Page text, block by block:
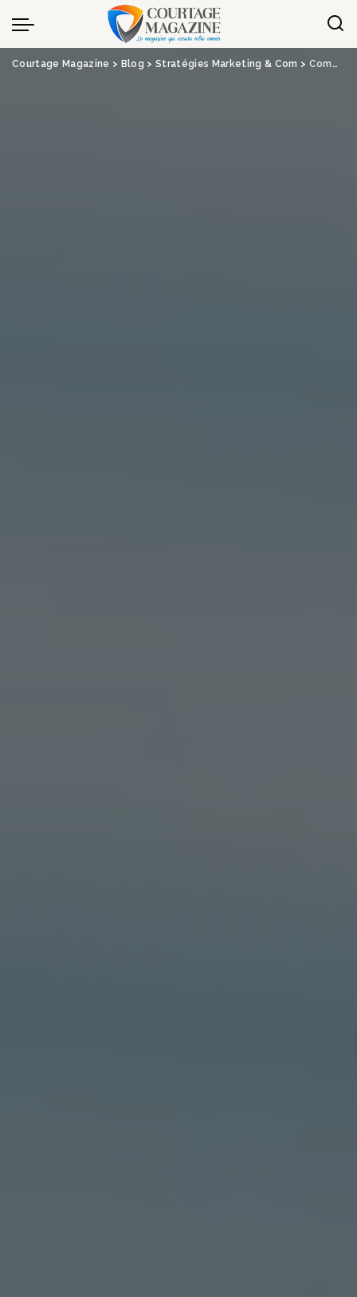
Panneau de gestion des cookies
Courtage Magazine > Blog > Stratégies Marketing & Com > Comment optimiser sa stratégie logistique ? | ilbi.org – Banque, Assurance, Crédit, Immobilier